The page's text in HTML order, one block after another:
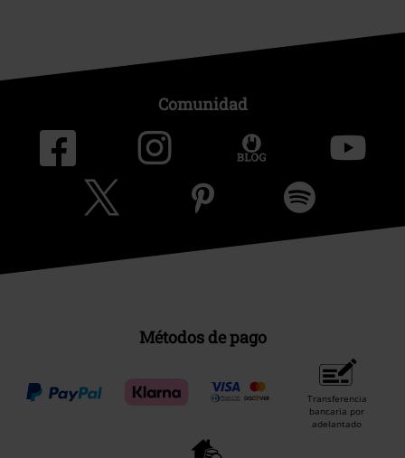
Comunidad
Métodos de pago
Transferencia
bancaria por
adelantado